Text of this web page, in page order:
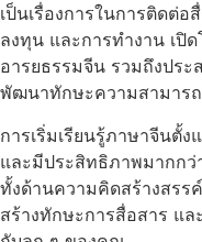
เป็นเรื่องการในการติดต่
ลงทุน และการทำงาน เปิ
อารยธรรมจีน รวมถึงประ
พัฒนาทักษะความสามาร
การเริ่มเรียนรู้ภาษาจีนตั้ง
และมีประสิทธิภาพมากก
ทั้งด้านความคิดสร้างสรร
สร้างทักษะการสื่อสาร แล